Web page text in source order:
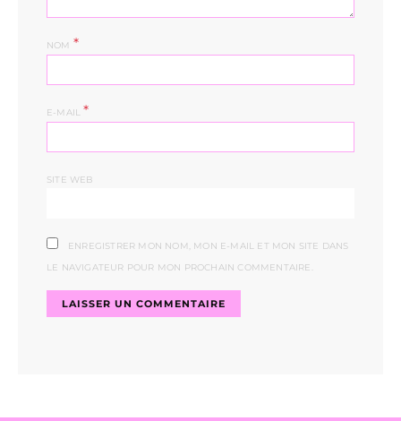
NOM *
E-MAIL*
SITE WEB
ENREGISTRER MON NOM, MON E-MAIL ET MON SITE DANS
LE NAVIGATEUR POUR MON PROCHAIN COMMENTAIRE.